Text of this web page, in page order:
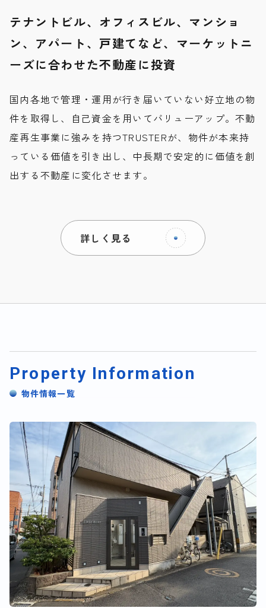
テナントビル、オフィスビル、マンショ
ン、アパート、戸建てなど、マーケットニ
ーズに合わせた不動産に投資
国内各地で管理・運用が行き届いていない好立地の物
件を取得し、自己資金を用いてバリューアップ。不動
産再生事業に強みを持つTRUSTERが、物件が本来持
っている価値を引き出し、中長期で安定的に価値を創
出する不動産に変化させます。
詳しく見る
Property Information
物件情報一覧